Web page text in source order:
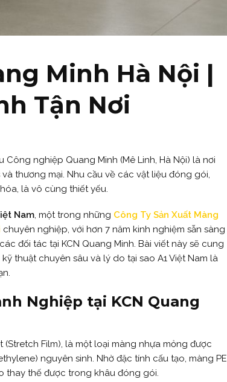
Minh Hà Nội |
Tận Nơi
nghiệp Quang Minh (Mê Linh, Hà Nội) là nơi
thương mại. Nhu cầu về các vật liệu đóng gói,
là vô cùng thiết yếu.
Nam, một trong những Công Ty Sản Xuất Màng
chuyên nghiệp, với hơn 7 năm kinh nghiệm sẵn sàng
đối tác tại KCN Quang Minh. Bài viết này sẽ cung
thuật chuyên sâu và lý do tại sao A1 Việt Nam là
Nghiệp tại KCN Quang
Film), là một loại màng nhựa mỏng được
nguyên sinh. Nhờ đặc tính cấu tạo, màng PE
thay thế được trong khâu đóng gói.